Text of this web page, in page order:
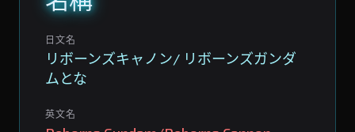
日文名
リボーンズキャノン/ リボーンズガンダ
ムとな
英文名